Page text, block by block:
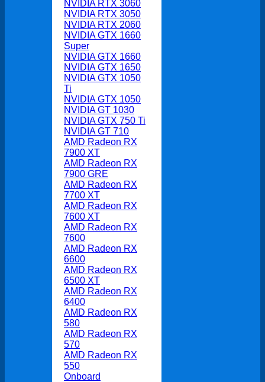
NVIDIA RTX 3060
NVIDIA RTX 3050
NVIDIA RTX 2060
NVIDIA GTX 1660
Super
NVIDIA GTX 1660
NVIDIA GTX 1650
NVIDIA GTX 1050
Ti
NVIDIA GTX 1050
NVIDIA GT 1030
NVIDIA GTX 750 Ti
NVIDIA GT 710
AMD Radeon RX
7900 XT
AMD Radeon RX
7900 GRE
AMD Radeon RX
7700 XT
AMD Radeon RX
7600 XT
AMD Radeon RX
7600
AMD Radeon RX
6600
AMD Radeon RX
6500 XT
AMD Radeon RX
6400
AMD Radeon RX
580
AMD Radeon RX
570
AMD Radeon RX
550
Onboard